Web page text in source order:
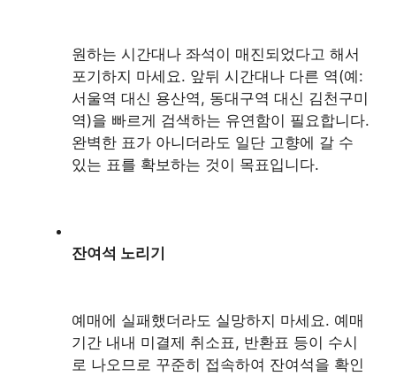
원하는 시간대나 좌석이 매진되었다고 해서
포기하지 마세요. 앞뒤 시간대나 다른 역(예:
서울역 대신 용산역, 동대구역 대신 김천구미
역)을 빠르게 검색하는 유연함이 필요합니다.
완벽한 표가 아니더라도 일단 고향에 갈 수
있는 표를 확보하는 것이 목표입니다.
잔여석 노리기
예매에 실패했더라도 실망하지 마세요. 예매
기간 내내 미결제 취소표, 반환표 등이 수시
로 나오므로 꾸준히 접속하여 잔여석을 확인